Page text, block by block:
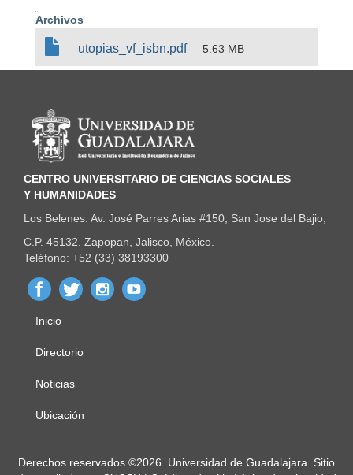
Archivos
c
n
t
o
utopias_vf_isbn.pdf 5.63 MB
Información del portal
CENTRO UNIVERSITARIO DE CIENCIAS SOCIALES
Y HUMANIDADES
Los Belenes. Av. José Parres Arias #150, San Jose del Bajio,
C.P. 45132. Zapopan, Jalisco, México.
Teléfono: +52 (33) 38193300
Menú
principal
Inicio
Directorio
Noticias
Ubicación
Derechos
Derechos reservados ©2026. Universidad de Guadalajara. Sitio